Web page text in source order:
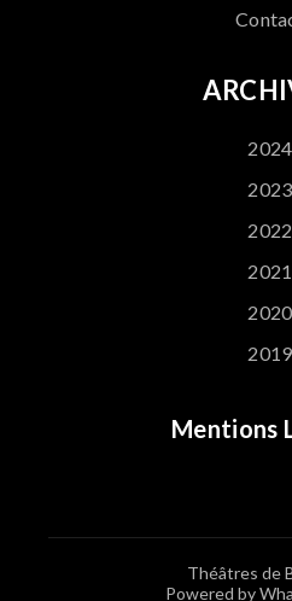
2024
2023
2022
2021
2020
2019
Mentions
Théâtres de
Powered by